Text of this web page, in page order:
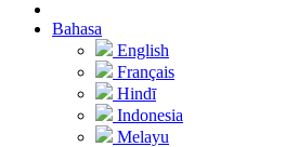
Bahasa
English
Français
Hindī
Indonesia
Melayu